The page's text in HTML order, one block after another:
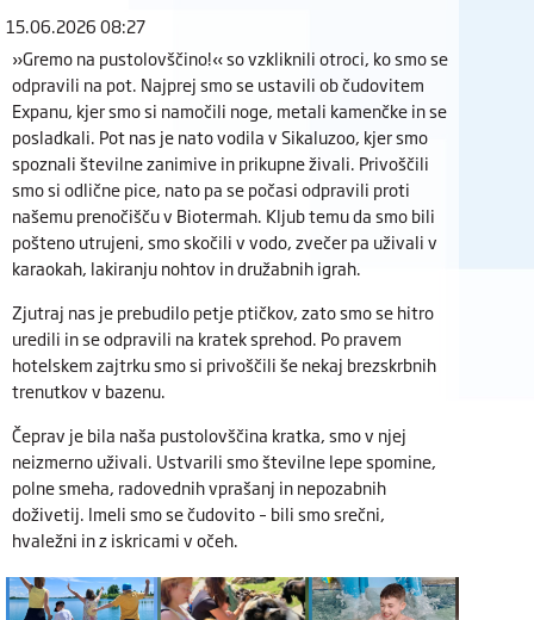
15.06.2026 08:27
»Gremo na pustolovščino!« so vzkliknili otroci, ko smo se
odpravili na pot. Najprej smo se ustavili ob čudovitem
Expanu, kjer smo si namočili noge, metali kamenčke in se
posladkali. Pot nas je nato vodila v Sikaluzoo, kjer smo
spoznali številne zanimive in prikupne živali. Privoščili
smo si odlične pice, nato pa se počasi odpravili proti
našemu prenočišču v Biotermah. Kljub temu da smo bili
pošteno utrujeni, smo skočili v vodo, zvečer pa uživali v
karaokah, lakiranju nohtov in družabnih igrah.
Zjutraj nas je prebudilo petje ptičkov, zato smo se hitro
uredili in se odpravili na kratek sprehod. Po pravem
hotelskem zajtrku smo si privoščili še nekaj brezskrbnih
trenutkov v bazenu.
Čeprav je bila naša pustolovščina kratka, smo v njej
neizmerno uživali. Ustvarili smo številne lepe spomine,
polne smeha, radovednih vprašanj in nepozabnih
doživetij. Imeli smo se čudovito – bili smo srečni,
hvaležni in z iskricami v očeh.